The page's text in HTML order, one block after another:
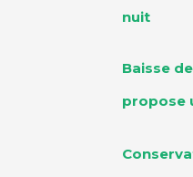
nuit
Baisse
propose